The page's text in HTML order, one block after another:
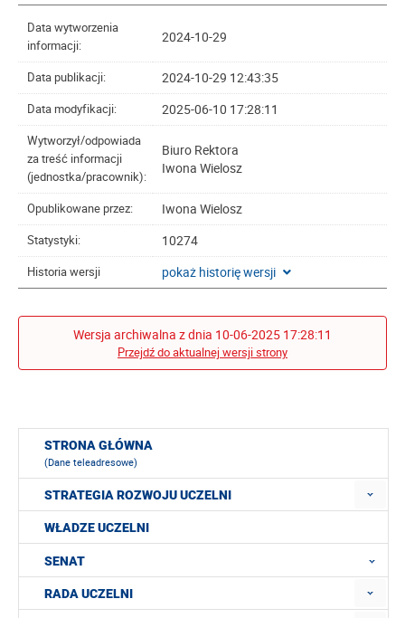
Data wytworzenia
informacji:
2024-10-29
Data publikacji: 2024-10-29 12:43:35
Data modyfikacji: 2025-06-10 17:28:11
Wytworzył/odpowiada
za treść informacji
(jednostka/pracownik):
Biuro Rektora
Iwona Wielosz
Opublikowane przez: Iwona Wielosz
Statystyki: 10274
Historia wersji pokaż historię wersji
Wersja archiwalna z dnia 10-06-2025 17:28:11
Przejdź do aktualnej wersji strony
STRONA GŁÓWNA
(Dane teleadresowe)
STRATEGIA ROZWOJU UCZELNI
WŁADZE UCZELNI
SENAT
RADA UCZELNI